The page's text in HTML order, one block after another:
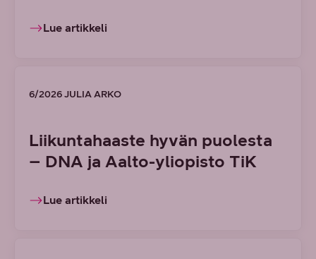
Lue artikkeli
6/2026 JULIA ARKO
Liikuntahaaste hyvän puolesta
– DNA ja Aalto-yliopisto TiK
Lue artikkeli